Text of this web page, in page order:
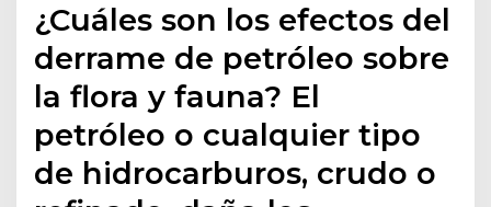
¿Cuáles son los efectos del
derrame de petróleo sobre
la flora y fauna? El
petróleo o cualquier tipo
de hidrocarburos, crudo o